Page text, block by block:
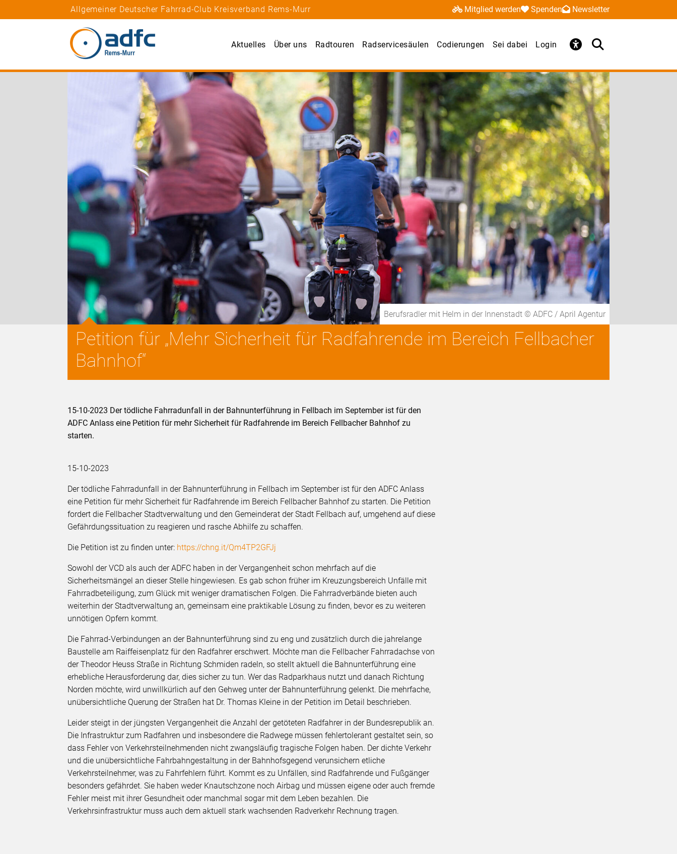
Allgemeiner Deutscher Fahrrad-Club Kreisverband Rems-Murr Mitglied werden Spenden Newsletter
Aktuelles Über uns Radtouren Radservicesäulen Codierungen Sei dabei Login
Berufsradler mit Helm in der Innenstadt © ADFC / April Agentur
Petition für „Mehr Sicherheit für Radfahrende im Bereich Fellbacher
Bahnhof“
15-10-2023 Der tödliche Fahrradunfall in der Bahnunterführung in Fellbach im September ist für den
ADFC Anlass eine Petition für mehr Sicherheit für Radfahrende im Bereich Fellbacher Bahnhof zu
starten.
15-10-2023
Der tödliche Fahrradunfall in der Bahnunterführung in Fellbach im September ist für den ADFC Anlass
eine Petition für mehr Sicherheit für Radfahrende im Bereich Fellbacher Bahnhof zu starten. Die Petition
fordert die Fellbacher Stadtverwaltung und den Gemeinderat der Stadt Fellbach auf, umgehend auf diese
Gefährdungssituation zu reagieren und rasche Abhilfe zu schaffen.
Die Petition ist zu finden unter: https://chng.it/Qm4TP2GFJj
Sowohl der VCD als auch der ADFC haben in der Vergangenheit schon mehrfach auf die
Sicherheitsmängel an dieser Stelle hingewiesen. Es gab schon früher im Kreuzungsbereich Unfälle mit
Fahrradbeteiligung, zum Glück mit weniger dramatischen Folgen. Die Fahrradverbände bieten auch
weiterhin der Stadtverwaltung an, gemeinsam eine praktikable Lösung zu finden, bevor es zu weiteren
unnötigen Opfern kommt.
Die Fahrrad-Verbindungen an der Bahnunterführung sind zu eng und zusätzlich durch die jahrelange
Baustelle am Raiffeisenplatz für den Radfahrer erschwert. Möchte man die Fellbacher Fahrradachse von
der Theodor Heuss Straße in Richtung Schmiden radeln, so stellt aktuell die Bahnunterführung eine
erhebliche Herausforderung dar, dies sicher zu tun. Wer das Radparkhaus nutzt und danach Richtung
Norden möchte, wird unwillkürlich auf den Gehweg unter der Bahnunterführung gelenkt. Die mehrfache,
unübersichtliche Querung der Straßen hat Dr. Thomas Kleine in der Petition im Detail beschrieben.
Leider steigt in der jüngsten Vergangenheit die Anzahl der getöteten Radfahrer in der Bundesrepublik an.
Die Infrastruktur zum Radfahren und insbesondere die Radwege müssen fehlertolerant gestaltet sein, so
dass Fehler von Verkehrsteilnehmenden nicht zwangsläufig tragische Folgen haben. Der dichte Verkehr
und die unübersichtliche Fahrbahngestaltung in der Bahnhofsgegend verunsichern etliche
Verkehrsteilnehmer, was zu Fahrfehlern führt. Kommt es zu Unfällen, sind Radfahrende und Fußgänger
besonders gefährdet. Sie haben weder Knautschzone noch Airbag und müssen eigene oder auch fremde
Fehler meist mit ihrer Gesundheit oder manchmal sogar mit dem Leben bezahlen. Die
Verkehrsinfrastruktur muss auch dem aktuell stark wachsenden Radverkehr Rechnung tragen.